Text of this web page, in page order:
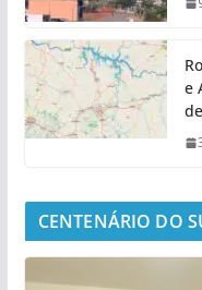
e
CENTENÁRIO DO